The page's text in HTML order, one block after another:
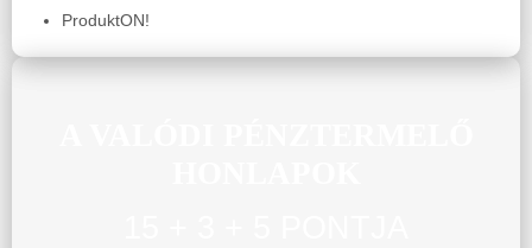
ProduktON!